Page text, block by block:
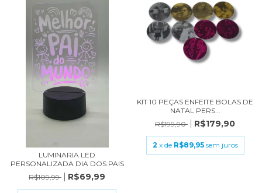
LUMINARIA LED
PERSONALIZADA DIA DOS PAIS
R$109,99
R$69,99
KIT 10 PEÇAS ENFEITE BOLAS DE
NATAL PERS...
R$199,90
R$179,90
2 x de R$89,95 sem juros